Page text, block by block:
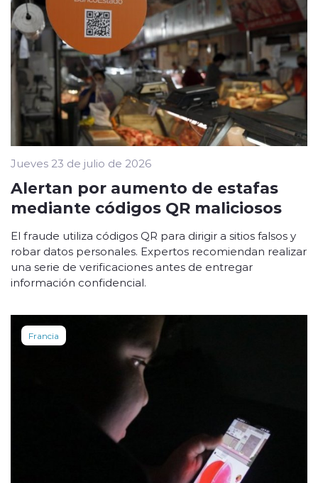
Jueves 23 de julio de 2026
Alertan por aumento de estafas
mediante códigos QR maliciosos
El fraude utiliza códigos QR para dirigir a sitios falsos y
robar datos personales. Expertos recomiendan realizar
una serie de verificaciones antes de entregar
información confidencial.
Francia